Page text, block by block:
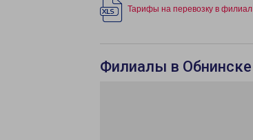
Тарифы на перевозку в филиал
Филиалы в Обнинске